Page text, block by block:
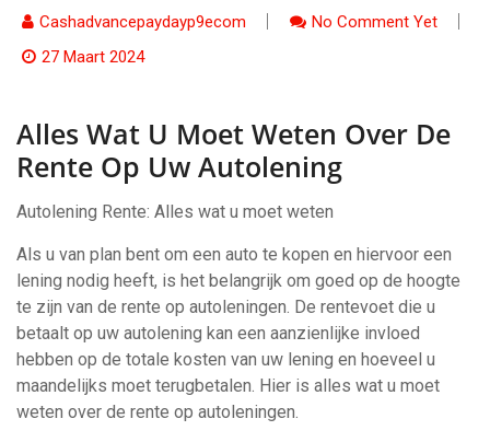
Cashadvancepaydayp9ecom
No Comment Yet
27 Maart 2024
Alles Wat U Moet Weten Over De
Rente Op Uw Autolening
Autolening Rente: Alles wat u moet weten
Als u van plan bent om een ​​auto te kopen en hiervoor een
lening nodig heeft, is het belangrijk om goed op de hoogte
te zijn van de rente op autoleningen. De rentevoet die u
betaalt op uw autolening kan een aanzienlijke invloed
hebben op de totale kosten van uw lening en hoeveel u
maandelijks moet terugbetalen. Hier is alles wat u moet
weten over de rente op autoleningen.